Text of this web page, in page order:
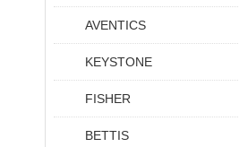
AVENTICS
KEYSTONE
FISHER
BETTIS